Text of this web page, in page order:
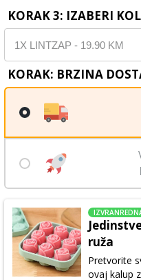
KORAK 3: IZABERI
KORAK: BRZINA
ruža
Pretvorite
ovaj kalup